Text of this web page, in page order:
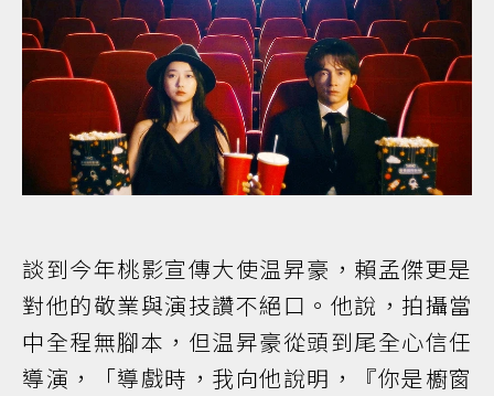
談到今年桃影宣傳大使温昇豪，賴孟傑更是
對他的敬業與演技讚不絕口。他說，拍攝當
中全程無腳本，但温昇豪從頭到尾全心信任
導演，「導戲時，我向他說明，『你是櫥窗